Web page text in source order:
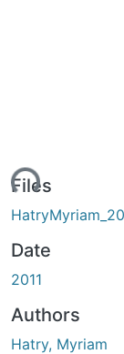
Files
Date
2011
Authors
Hatry, Myriam